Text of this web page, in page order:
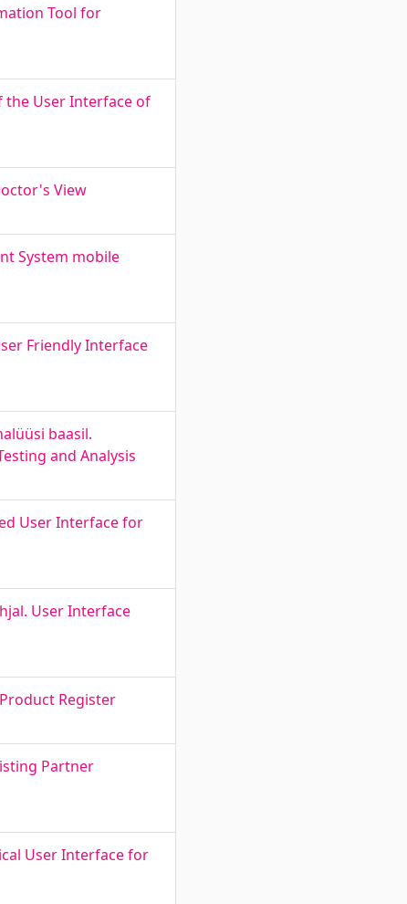
Tool for
the User Interface of
View
System mobile
Friendly Interface
baasil.
and Analysis
User Interface for
User Interface
Register
Partner
User Interface for